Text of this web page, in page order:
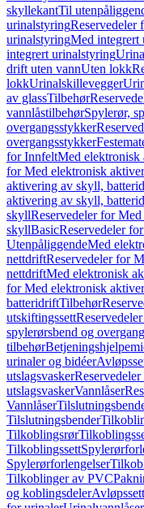
skyllekantTil
urinalstyringReservedeler
urinalstyringMed integrert
integrert urinalstyring
drift uten vannUten lokk
lokkUrinalskillevegger
av glassTilbehør
vannlåstilbehørSpylerør,
overgangsstykker
overgangsstykker
for InnfeltMed
for Med elektronisk
aktivering av skyll,
aktivering av skyll,
skyllReservedeler for
skyllBasicReservedeler
UtenpåliggendeMed
nettdriftReservedeler for
nettdriftMed elektronisk
for Med elektronisk
batteridriftTilbehør
utskiftingssett
spylerørsbend og
tilbehør
urinaler og bidéer
utslagsvasker
utslagsvaskerVannlåser
Vannlåser
Tilslutningsbender
Tilkoblingsrør
Tilkoblingssett
Spylerørforlengelser
Tilkoblinger av PVC
og koblingsdeler